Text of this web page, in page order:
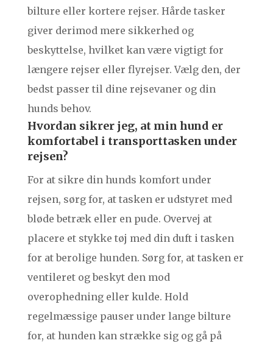
bilture eller kortere rejser. Hårde tasker
giver derimod mere sikkerhed og
beskyttelse, hvilket kan være vigtigt for
længere rejser eller flyrejser. Vælg den, der
bedst passer til dine rejsevaner og din
hunds behov.
Hvordan sikrer jeg, at min hund er
komfortabel i transporttasken under
rejsen?
For at sikre din hunds komfort under
rejsen, sørg for, at tasken er udstyret med
bløde betræk eller en pude. Overvej at
placere et stykke tøj med din duft i tasken
for at berolige hunden. Sørg for, at tasken er
ventileret og beskyt den mod
overophedning eller kulde. Hold
regelmæssige pauser under lange bilture
for, at hunden kan strække sig og gå på